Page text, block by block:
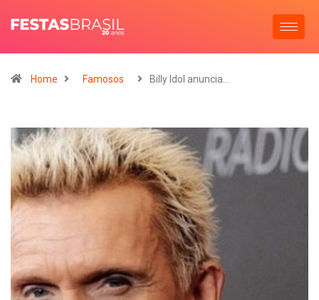
Home Famosos Billy Idol anuncia…